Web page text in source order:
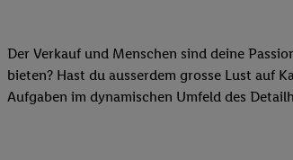
Der Verkauf und Menschen sind deine
bieten? Hast du ausserdem grosse Lust auf
Aufgaben im dynamischen Umfeld des